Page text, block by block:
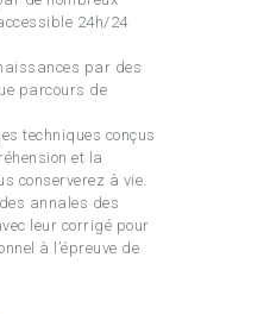
24h/24
par des
parcours de
techniques conçus
et la
conserverez à vie.
annales des
leur corrigé pour
à l’épreuve de